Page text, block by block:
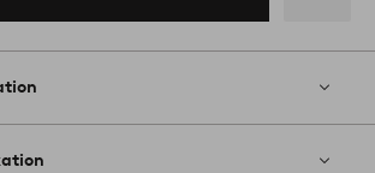
Favoriten